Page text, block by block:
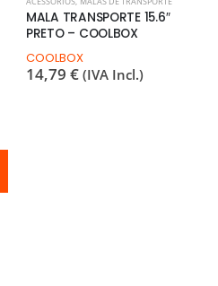
MALA TRANSPORTE 15.6″
PRETO – COOLBOX
COOLBOX
14,79 € (IVA Incl.)